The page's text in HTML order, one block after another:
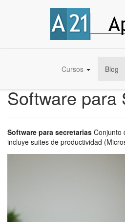
Cursos Blog
Software para
Software para secretarias Conjunto
incluye suites de productividad